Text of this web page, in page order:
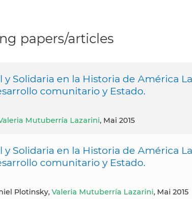
papers/articles
y Solidaria en la Historia de América
comunitario y Estado.
Mutuberría Lazarini, Mai 2015
y Solidaria en la Historia de América
comunitario y Estado.
Plotinsky, Valeria Mutuberría Lazarini, Mai 2015